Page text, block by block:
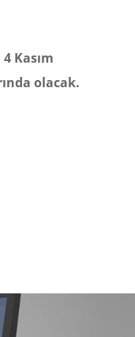
Kasım
olacak.